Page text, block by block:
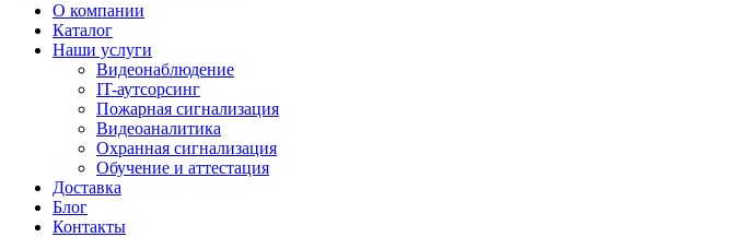
О компании
Каталог
Наши услуги
Видеонаблюдение
IT-аутсорсинг
Пожарная сигнализация
Видеоаналитика
Охранная сигнализация
Обучение и аттестация
Доставка
Блог
Контакты